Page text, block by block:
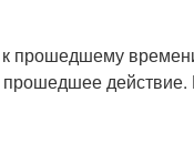
прошедшему